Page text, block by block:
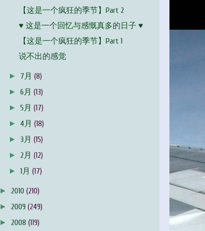
【这是一个疯狂的季节】Part 2
♥ 这是一个回忆与感慨真多的日子 ♥
【这是一个疯狂的季节】Part 1
说不出的感觉
► 7月(8)
►6月(13)
►5月(17)
►4月(18)
► 3月(15)
► 2月(12)
►1月(17)
► 2010 (210)
► 2009 (249)
► 2008 (119)